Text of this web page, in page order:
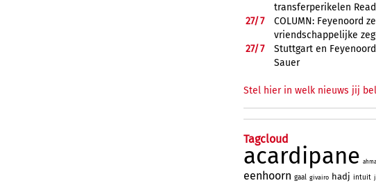
transferperikelen Read
27/7
COLUMN: Feyenoord
vriendschappelijke
27/7
Stuttgart en
Sauer
Stel hier in welk nieuws jij
Tagcloud
acardipane
eenhoorn gaal givairo hadj intuit